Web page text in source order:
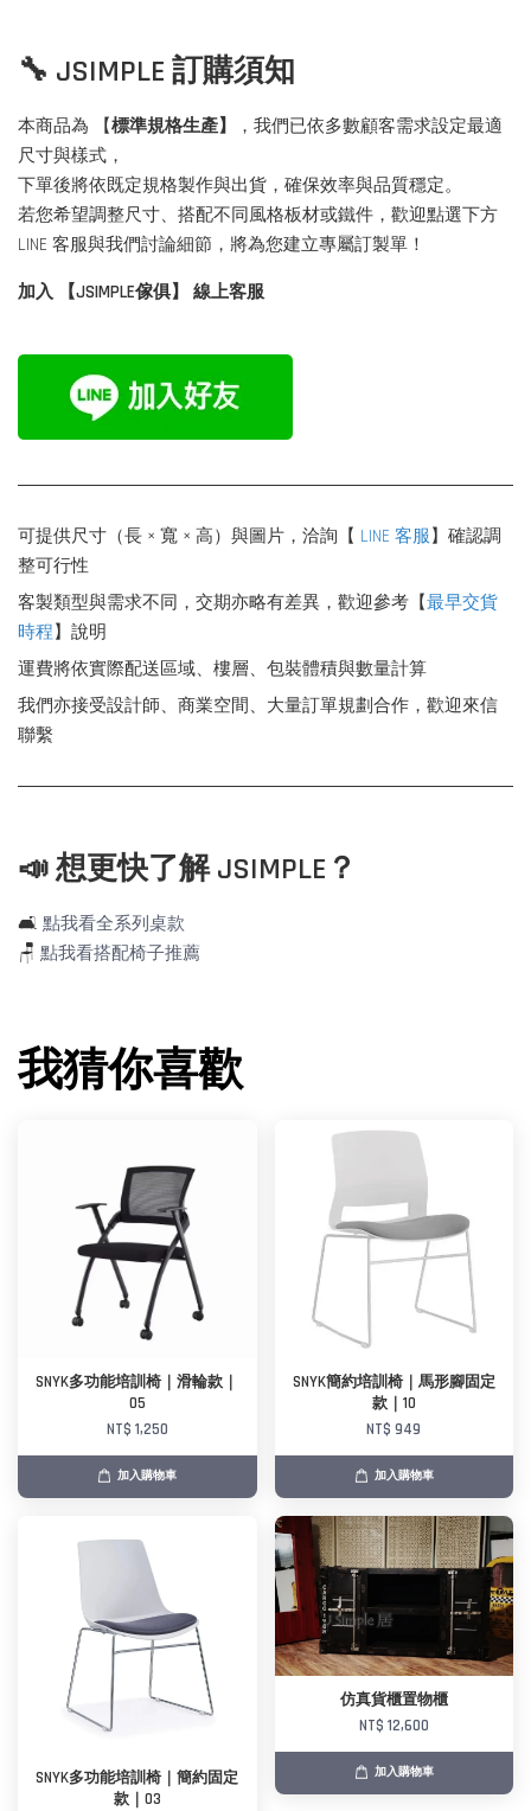
🔧 JSIMPLE 訂購須知
本商品為 【標準規格生產】
，我們已依多數顧客需求設定最適
尺寸與樣式，
下單後將依既定規格製作與出貨，確保效率與品質穩定。
若您希望調整尺寸、搭配不同風格板材或鐵件，歡迎點選下方
LINE 客服與我們討論細節，將為您建立專屬訂製單！
加入 【JSIMPLE傢俱】 線上客服
可提供尺寸（長 × 寬 × 高）與圖片，洽詢【 LINE 客服】確認調
整可行性
客製類型與需求不同，交期亦略有差異，歡迎參考【最早交貨
時程】說明
運費將依實際配送區域、樓層、包裝體積與數量計算
我們亦接受設計師、商業空間、大量訂單規劃合作，歡迎來信
聯繫
📣 想更快了解 JSIMPLE？
🛋️ 點我看全系列桌款
🪑 點我看搭配椅子推薦
我猜你喜歡
SNYK多功能培訓椅｜滑輪款｜
05
NT$ 1,250
加入購物車
SNYK簡約培訓椅｜馬形腳固定
款｜10
NT$ 949
加入購物車
SNYK多功能培訓椅｜簡約固定
款｜03
仿真貨櫃置物櫃
NT$ 12,600
加入購物車